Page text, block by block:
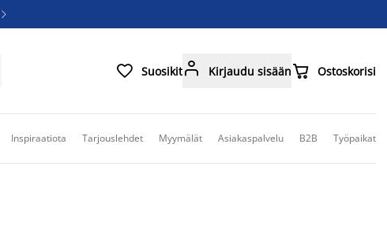

 Suosikit Kirjaudu sisään Ostoskorisi
Inspiraatiota Tarjouslehdet Myymälät Asiakaspalvelu B2B Työpaikat